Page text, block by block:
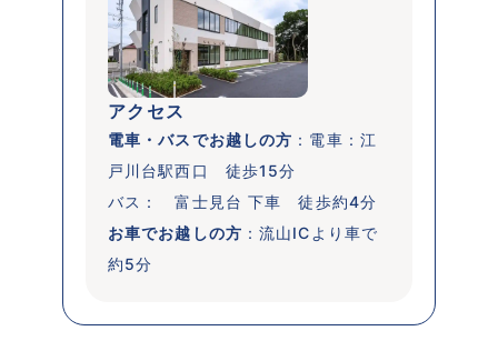
アクセス
電車・バスでお越しの方 ：電車：江
戸川台駅西口　徒歩15分
バス：　富士見台 下車　徒歩約4分
お車でお越しの方 ：流山ICより車で
約5分